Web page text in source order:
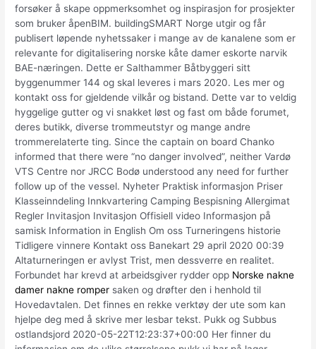
forsøker å skape oppmerksomhet og inspirasjon for prosjekter
som bruker åpenBIM. buildingSMART Norge utgir og får
publisert løpende nyhetssaker i mange av de kanalene som er
relevante for digitalisering norske kåte damer eskorte narvik
BAE-næringen. Dette er Salthammer Båtbyggeri sitt
byggenummer 144 og skal leveres i mars 2020. Les mer og
kontakt oss for gjeldende vilkår og bistand. Dette var to veldig
hyggelige gutter og vi snakket løst og fast om både forumet,
deres butikk, diverse trommeutstyr og mange andre
trommerelaterte ting. Since the captain on board Chanko
informed that there were “no danger involved”, neither Vardø
VTS Centre nor JRCC Bodø understood any need for further
follow up of the vessel. Nyheter Praktisk informasjon Priser
Klasseinndeling Innkvartering Camping Bespisning Allergimat
Regler Invitasjon Invitasjon Offisiell video Informasjon på
samisk Information in English Om oss Turneringens historie
Tidligere vinnere Kontakt oss Banekart 29 april 2020 00:39
Altaturneringen er avlyst Trist, men dessverre en realitet.
Forbundet har krevd at arbeidsgiver rydder opp Norske nakne
damer nakne romper saken og drøfter den i henhold til
Hovedavtalen. Det finnes en rekke verktøy der ute som kan
hjelpe deg med å skrive mer lesbar tekst. Pukk og Subbus
ostlandsjord 2020-05-22T12:23:37+00:00 Her finner du